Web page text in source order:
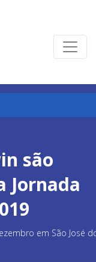
são
Jornada
em São José